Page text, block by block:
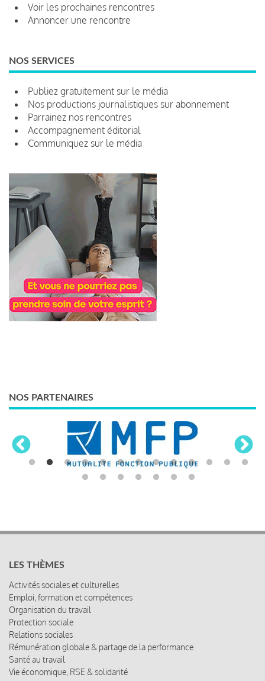
Voir les prochaines rencontres
Annoncer une rencontre
NOS SERVICES
Publiez gratuitement sur le média
Nos productions journalistiques sur abonnement
Parrainez nos rencontres
Accompagnement éditorial
Communiquez sur le média
NOS PARTENAIRES
LES THÈMES
Activités sociales et culturelles
Emploi, formation et compétences
Organisation du travail
Protection sociale
Relations sociales
Rémunération globale & partage de la performance
Santé au travail
Vie économique, RSE & solidarité